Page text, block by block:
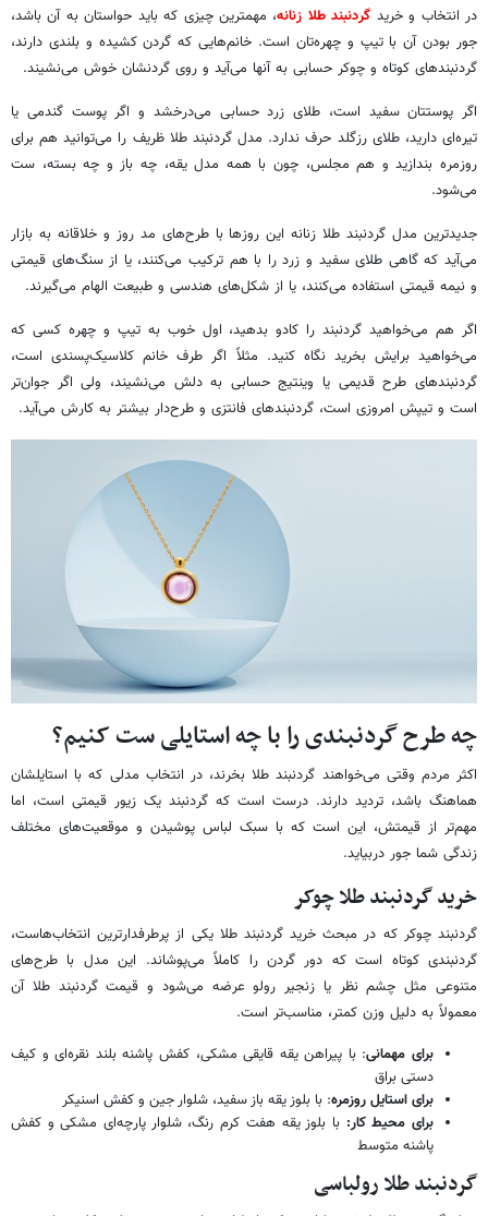
در انتخاب و خرید گردنبند طلا زنانه، مهمترین چیزی که باید حواستان به آن باشد،
جور بودن آن با تیپ و چهره‌تان است. خانم‌هایی که گردن کشیده و بلندی دارند،
گردنبندهای کوتاه و چوکر حسابی به آنها می‌آید و روی گردنشان خوش می‌نشیند.
اگر پوستتان سفید است، طلای زرد حسابی می‌درخشد و اگر پوست گندمی یا
تیره‌ای دارید، طلای رزگلد حرف ندارد. مدل گردنبند طلا ظریف را می‌توانید هم برای
روزمره بندازید و هم مجلس، چون با همه مدل یقه، چه باز و چه بسته، ست
می‌شود.
جدیدترین مدل گردنبند طلا زنانه این روزها با طرح‌های مد روز و خلاقانه به بازار
می‌آید که گاهی طلای سفید و زرد را با هم ترکیب می‌کنند، یا از سنگ‌های قیمتی
و نیمه قیمتی استفاده می‌کنند، یا از شکل‌های هندسی و طبیعت الهام می‌گیرند.
اگر هم می‌خواهید گردنبند را کادو بدهید، اول خوب به تیپ و چهره کسی که
می‌خواهید برایش بخرید نگاه کنید. مثلاً اگر طرف خانم کلاسیک‌پسندی است،
گردنبندهای طرح قدیمی یا وینتیج حسابی به دلش می‌نشیند، ولی اگر جوان‌تر
است و تیپش امروزی است، گردنبندهای فانتزی و طرح‌دار بیشتر به کارش می‌آید.
چه طرح گردنبندی را با چه استایلی ست کنیم؟
اکثر مردم وقتی می‌خواهند گردنبند طلا بخرند، در انتخاب مدلی که با استایلشان
هماهنگ باشد، تردید دارند. درست است که گردنبند یک زیور قیمتی است، اما
مهم‌تر از قیمتش، این است که با سبک لباس پوشیدن و موقعیت‌های مختلف
زندگی شما جور دربیاید.
خرید گردنبند طلا چوکر
گردنبند چوکر که در مبحث خرید گردنبند طلا یکی از پرطرفدارترین انتخاب‌هاست،
گردنبندی کوتاه است که دور گردن را کاملاً می‌پوشاند. این مدل با طرح‌های
متنوعی مثل چشم نظر یا زنجیر رولو عرضه می‌شود و قیمت گردنبند طلا آن
معمولاً به دلیل وزن کمتر، مناسب‌تر است.
برای مهمانی: با پیراهن یقه قایقی مشکی، کفش پاشنه بلند نقره‌ای و کیف
دستی براق
برای استایل روزمره: با بلوز یقه باز سفید، شلوار جین و کفش اسنیکر
برای محیط کار: با بلوز یقه هفت کرم رنگ، شلوار پارچه‌ای مشکی و کفش
پاشنه متوسط
گردنبند طلا رولباسی